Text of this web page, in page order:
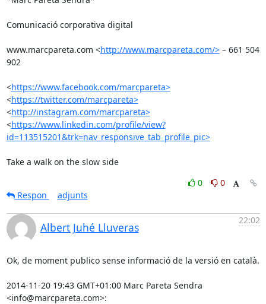
Comunicació corporativa digital
www.marcpareta.com <http://www.marcpareta.com/> – 661 504
902
<https://www.facebook.com/marcpareta>
<https://twitter.com/marcpareta>
<http://instagram.com/marcpareta>
<https://www.linkedin.com/profile/view?
id=113515201&trk=nav_responsive_tab_profile_pic>
Take a walk on the slow side
0
0
Respon
adjunts
Albert Juhé Lluveras
22:02
Ok, de moment publico sense informació de la versió en català.
2014-11-20 19:43 GMT+01:00 Marc Pareta Sendra
<info@marcpareta.com>: